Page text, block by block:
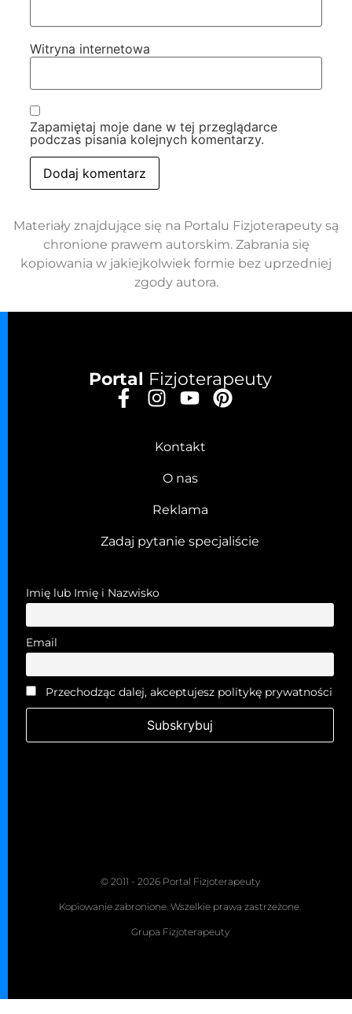
Witryna internetowa
Zapamiętaj moje dane w tej przeglądarce
podczas pisania kolejnych komentarzy.
Materiały znajdujące się na Portalu Fizjoterapeuty są
chronione prawem autorskim. Zabrania się
kopiowania w jakiejkolwiek formie bez uprzedniej
zgody autora.
Portal Fizjoterapeuty
Kontakt
O nas
Reklama
Zadaj pytanie specjaliście
Imię lub Imię i Nazwisko
Email
Przechodząc dalej, akceptujesz politykę prywatności
© 2011 - 2026 Portal Fizjoterapeuty
Kopiowanie zabronione. Wszelkie prawa zastrzeżone.
Grupa Fizjoterapeuty